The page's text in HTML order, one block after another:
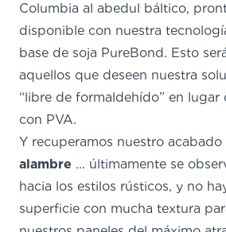
Columbia al abedul báltico,
disponible con nuestra
base de soja PureBond. Esto
aquellos que deseen nuestra
“libre de formaldehído” en lugar
con PVA.
Y recuperamos nuestro acabado
alambre ... últimamente se
hacia los estilos rústicos, y no
superficie con mucha textura